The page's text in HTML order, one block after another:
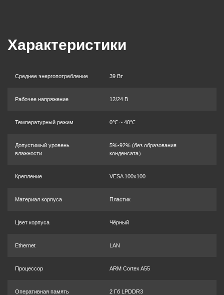
Характеристики
Среднее энергопотребление 39 Вт
Рабочее напряжение 12/24 В
Температурный режим 0℃ ~ 40℃
Допустимый уровень
влажности
5%-92% (без образования
конденсата）
Крепление VESA 100x100
Материал корпуса Пластик
Цвет корпуса Чёрный
Ethernet LAN
Процессор ARM Cortex A55
Оперативная память 2 Гб LPDDR3